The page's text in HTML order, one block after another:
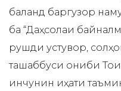
баланд баргузор
ба “Даҳсолаи
рушди устувор,
ташаббуси ҷониби
инчунин ҷиҳати